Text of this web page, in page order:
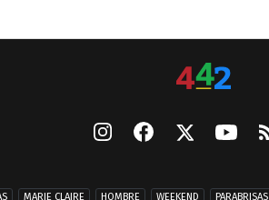
MARIE CLAIRE HOMBRE WEEKEND PARABRISAS